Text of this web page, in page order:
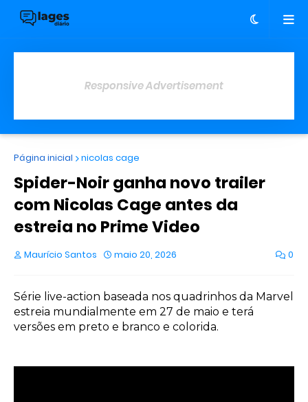
Responsive Advertisement
Página inicial nicolas cage
Spider-Noir ganha novo trailer
com Nicolas Cage antes da
estreia no Prime Video
Maurício Santos maio 20, 2026 0
Série live-action baseada nos quadrinhos da Marvel
estreia mundialmente em 27 de maio e terá
versões em preto e branco e colorida.